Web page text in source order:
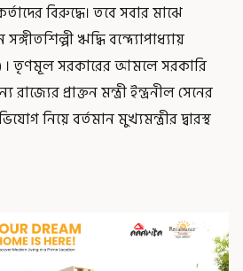
বিরুদ্ধে। তবে সবার মাঝে
ঋদ্ধি বন্দ্যোপাধ্যায়
। তৃণমূল সরকারের আমলে সরকারি
প্রাক্তন মন্ত্রী ইন্দ্রনীল সেনের
নিয়ে বর্তমান মুখ্যমন্ত্রীর দ্বারস্থ